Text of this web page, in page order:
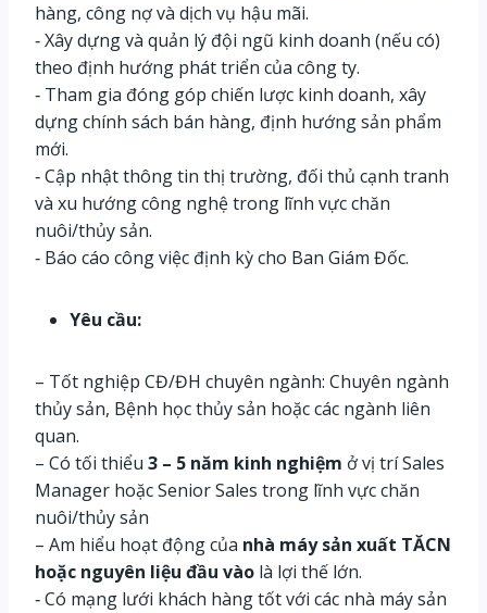
hàng, công nợ và dịch vụ hậu mãi.
‐ Xây dựng và quản lý đội ngũ kinh doanh (nếu có)
theo định hướng phát triển của công ty.
‐ Tham gia đóng góp chiến lược kinh doanh, xây
dựng chính sách bán hàng, định hướng sản phẩm
mới.
‐ Cập nhật thông tin thị trường, đối thủ cạnh tranh
và xu hướng công nghệ trong lĩnh vực chăn
nuôi/thủy sản.
‐ Báo cáo công việc định kỳ cho Ban Giám Đốc.
Yêu cầu:
– Tốt nghiệp CĐ/ĐH chuyên ngành: Chuyên ngành
thủy sản, Bệnh học thủy sản hoặc các ngành liên
quan.
– Có tối thiểu 3 – 5 năm kinh nghiệm ở vị trí Sales
Manager hoặc Senior Sales trong lĩnh vực chăn
nuôi/thủy sản
– Am hiểu hoạt động của nhà máy sản xuất TĂCN
hoặc nguyên liệu đầu vào là lợi thế lớn.
‐ Có mạng lưới khách hàng tốt với các nhà máy sản